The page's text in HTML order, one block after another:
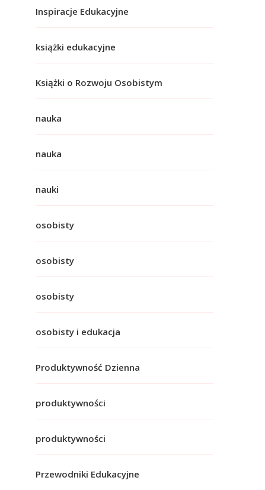
Inspiracje Edukacyjne
książki edukacyjne
Książki o Rozwoju Osobistym
nauka
nauka
nauki
osobisty
osobisty
osobisty
osobisty i edukacja
Produktywność Dzienna
produktywności
produktywności
Przewodniki Edukacyjne